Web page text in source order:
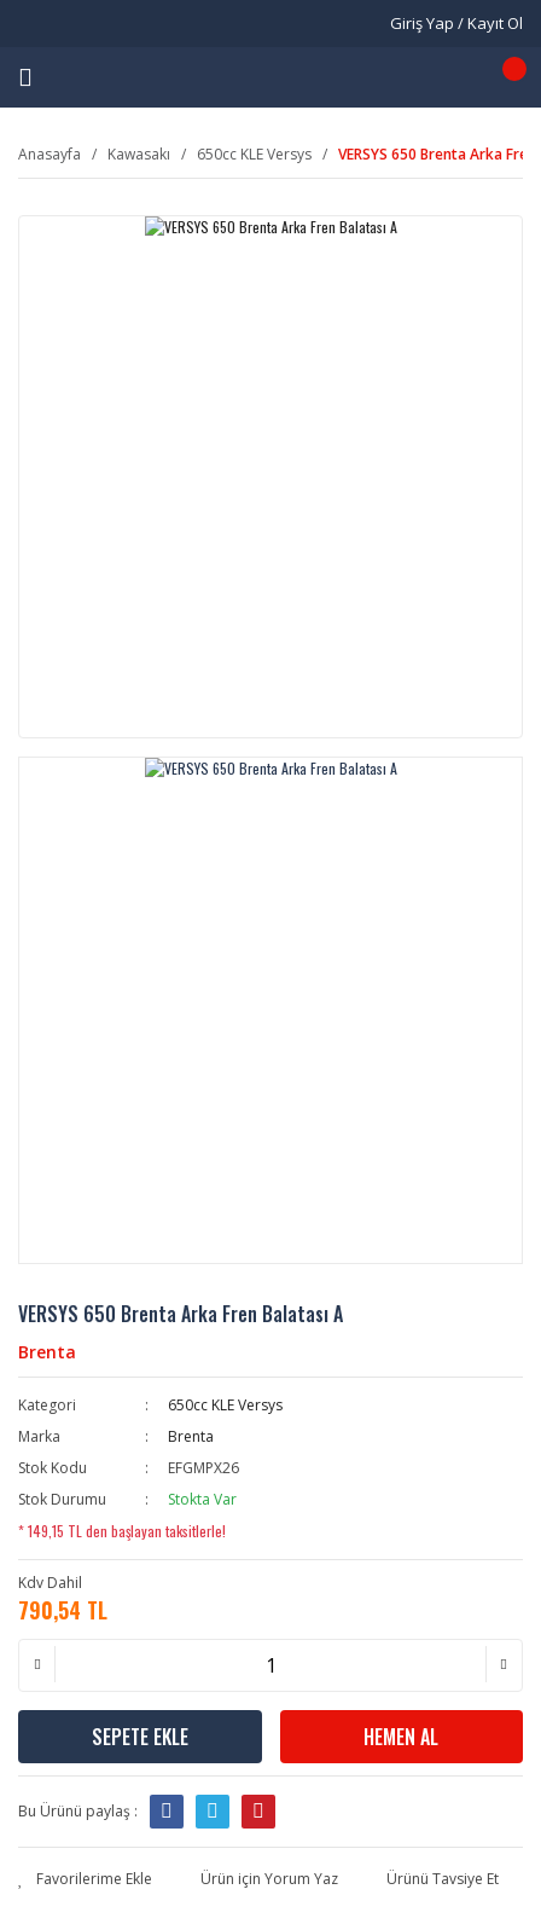
Giriş Yap / Kayıt Ol
Anasayfa Kawasakı 650cc KLE Versys VERSYS 650 Brenta Arka Fren
VERSYS 650 Brenta Arka Fren Balatası A
Brenta
Kategori
650cc KLE Versys
Marka
Brenta
Stok Kodu
EFGMPX26
Stok Durumu
Stokta Var
* 149,15 TL den başlayan taksitlerle!
Kdv Dahil
790,54 TL
SEPETE EKLE HEMEN AL
Bu Ürünü paylaş :
Ürün için Yorum Yaz Ürünü Tavsiye Et